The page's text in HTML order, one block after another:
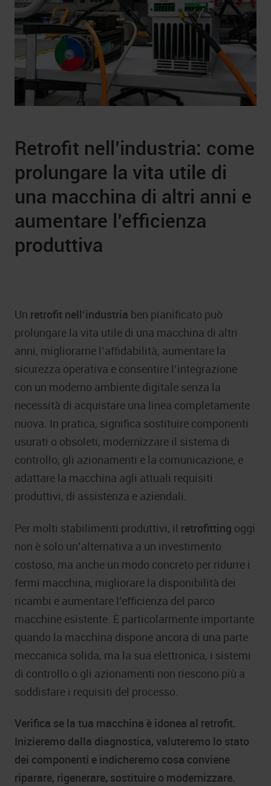
Retrofit nell’industria: come
prolungare la vita utile di
una macchina di altri anni e
aumentare l’efficienza
produttiva
Un retrofit nell’industria ben pianificato può
prolungare la vita utile di una macchina di altri
anni, migliorarne l’affidabilità, aumentare la
sicurezza operativa e consentire l’integrazione
con un moderno ambiente digitale senza la
necessità di acquistare una linea completamente
nuova. In pratica, significa sostituire componenti
usurati o obsoleti, modernizzare il sistema di
controllo, gli azionamenti e la comunicazione, e
adattare la macchina agli attuali requisiti
produttivi, di assistenza e aziendali.
Per molti stabilimenti produttivi, il retrofitting oggi
non è solo un’alternativa a un investimento
costoso, ma anche un modo concreto per ridurre i
fermi macchina, migliorare la disponibilità dei
ricambi e aumentare l’efficienza del parco
macchine esistente. È particolarmente importante
quando la macchina dispone ancora di una parte
meccanica solida, ma la sua elettronica, i sistemi
di controllo o gli azionamenti non riescono più a
soddisfare i requisiti del processo.
Verifica se la tua macchina è idonea al retrofit.
Inizieremo dalla diagnostica, valuteremo lo stato
dei componenti e indicheremo cosa conviene
riparare, rigenerare, sostituire o modernizzare.